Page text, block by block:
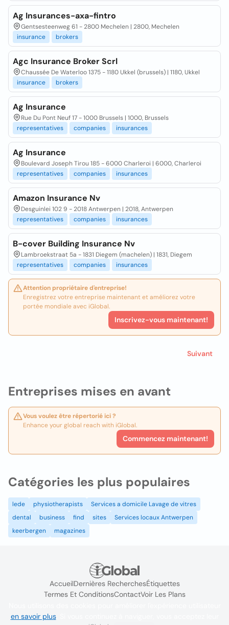
Entreprises mises en avant
Vous voulez être répertorié ici ?
Enhance your global reach with iGlobal.
Commencez maintenant!
Ag Insurances-axa-fintro
Gentsesteenweg 61 - 2800 Mechelen | 2800, Mechelen
insurance
brokers
Agc Insurance Broker Scrl
Chaussée De Waterloo 1375 - 1180 Ukkel (brussels) | 1180, Ukkel
insurance
brokers
Ag Insurance
Rue Du Pont Neuf 17 - 1000 Brussels | 1000, Brussels
representatives
companies insurances
Ag Insurance
Boulevard Joseph Tirou 185 - 6000 Charleroi | 6000, Charleroi
representatives
companies insurances
Amazon Insurance Nv
Desguinlei 102 9 - 2018 Antwerpen | 2018, Antwerpen
representatives
companies insurances
B-cover Building Insurance Nv
Lambroekstraat 5a - 1831 Diegem (machelen) | 1831, Diegem
representatives
companies insurances
Attention propriétaire d'entreprise!
Enregistrez votre entreprise maintenant et améliorez votre
portée mondiale avec iGlobal.
Inscrivez-vous maintenant!
Suivant
Catégories les plus populaires
lede physiotherapists
Services a domicile Lavage de vitres
dental
business find sites
Services locaux Antwerpen
keerbergen
magazines
AccueilDernières RecherchesÉtiquettes
Termes Et ConditionsContactVoir Les Plans
en savoir plus. Si vous continuez à naviguer, vous acceptez leur